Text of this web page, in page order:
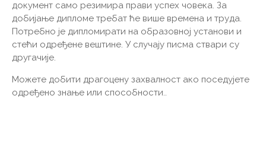
документ само резимира прави успех човека. За
добијање дипломе требат ће више времена и труда.
Потребно је дипломирати на образовној установи и
стећи одређене вештине. У случају писма ствари су
другачије.
Можете добити драгоцену захвалност ако поседујете
одређено знање или способности..